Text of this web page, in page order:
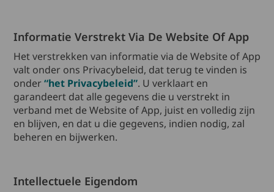
Informatie Verstrekt Via De Website Of App
Het verstrekken van informatie via de Website of App
valt onder ons Privacybeleid, dat terug te vinden is
onder“het Privacybeleid”. U verklaart en
garandeert dat alle gegevens die u verstrekt in
verband met de Website of App, juist en volledig zijn
en blijven, en dat u die gegevens, indien nodig, zal
beheren en bijwerken.
Intellectuele Eigendom